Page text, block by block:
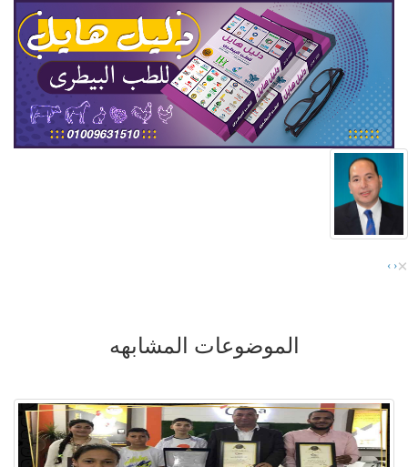
‹
› ×
الموضوعات المشابهه